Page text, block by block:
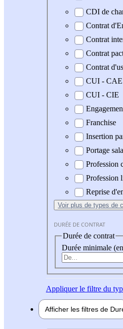
CDI de
Contrat
Contrat
Contrat
Contrat
CUI - CAE
CUI - CIE
Franchise
Insertion
Portage
Profession
Profession
Reprise
Voir plus de types de
DURÉE DE CONTRAT
Durée de contrat
Durée minimale
Appliquerle filtre du
Afficher les filtres de